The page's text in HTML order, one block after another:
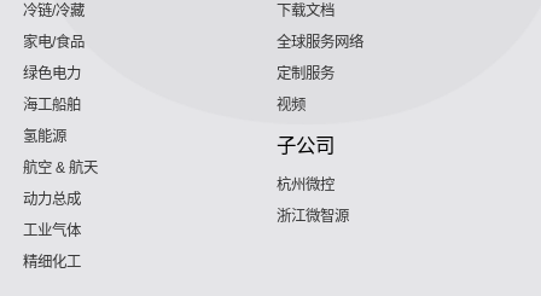
冷链/冷藏
家电/食品
绿色电力
海工船舶
氢能源
航空 & 航天
动力总成
工业气体
精细化工
下载文档
全球服务网络
定制服务
视频
子公司
杭州微控
浙江微智源